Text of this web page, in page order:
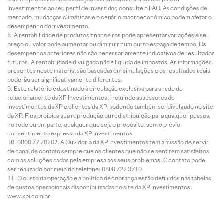
Investimentos ao seu perfil de investidor, consulte o FAQ. As condições de
mercado, mudanças climáticas e o cenário macroeconômico podem afetar o
desempenho do investimento.
A rentabilidade de produtos financeiros pode apresentar variações e seu
preço ou valor pode aumentar ou diminuir num curto espaço de tempo. Os
desempenhos anteriores não são necessariamente indicativos de resultados
futuros. A rentabilidade divulgada não é líquida de impostos. As informações
presentes neste material são baseadas em simulações e os resultados reais
poderão ser significativamente diferentes.
Este relatório é destinado à circulação exclusiva para a rede de
relacionamento da XP Investimentos, incluindo assessores de
investimentos da XP e clientes da XP, podendo também ser divulgado no site
da XP. Fica proibida sua reprodução ou redistribuição para qualquer pessoa,
no todo ou em parte, qualquer que seja o propósito, sem o prévio
consentimento expresso da XP Investimentos.
0800 77 20202. A Ouvidoria da XP Investimentos tem a missão de servir
de canal de contato sempre que os clientes que não se sentirem satisfeitos
com as soluções dadas pela empresa aos seus problemas. O contato pode
ser realizado por meio do telefone: 0800 722 3710.
O custo da operação e a política de cobrança estão definidos nas tabelas
de custos operacionais disponibilizadas no site da XP Investimentos:
www.xpi.com.br.